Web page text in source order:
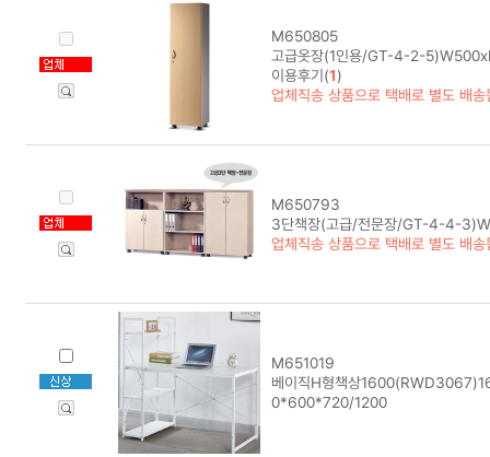
M650805
고급옷장(1인용/GT-4-2-
이용후기(1)
업체직송 상품으로 택배로 별도 배송
M650793
3단책장(고급/전문장/GT-4-4-
업체직송 상품으로 택배로 별도 배송
M651019
베이직H형책상
0*600*720/1200